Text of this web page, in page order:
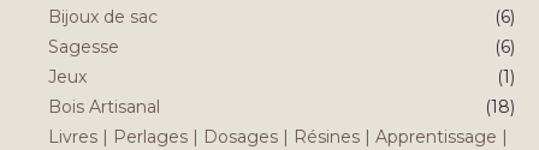
Bijoux de sac
(6)
Sagesse
(6)
Jeux
(1)
Bois Artisanal
(18)
Livres | Perlages | Dosages | Résines | Apprentissage |